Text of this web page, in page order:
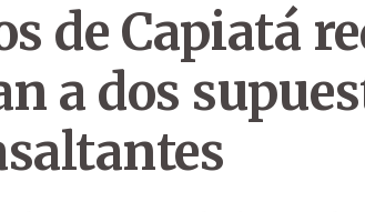
de Capiatá
a dos